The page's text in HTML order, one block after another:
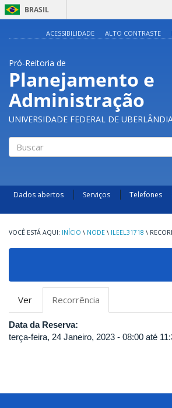
BRASIL
ACESSIBILIDADE ALTO CONTRASTE
Pró-Reitoria de
Planejamento e
Administração
UNIVERSIDADE FEDERAL DE
Dados abertos Serviços Telefones
INÍCIO \ NODE \ ILEEL31718 \
Abas
primárias
Ver Recorrência
ativa)
Data da Reserva:
terça-feira, 24 Janeiro, 2023 - 08:00 até